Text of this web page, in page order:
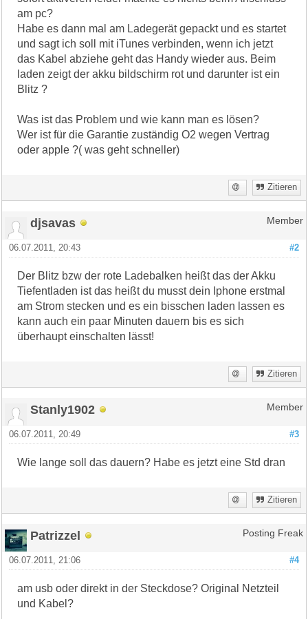
am pc?
Habe es dann mal am Ladegerät gepackt und es startet
und sagt ich soll mit iTunes verbinden, wenn ich jetzt
das Kabel abziehe geht das Handy wieder aus. Beim
laden zeigt der akku bildschirm rot und darunter ist ein
Blitz ?
Was ist das Problem und wie kann man es lösen?
Wer ist für die Garantie zuständig O2 wegen Vertrag
oder apple ?( was geht schneller)
Zitieren
djsavas Member
#2
06.07.2011, 20:43
Der Blitz bzw der rote Ladebalken heißt das der Akku
Tiefentladen ist das heißt du musst dein Iphone erstmal
am Strom stecken und es ein bisschen laden lassen es
kann auch ein paar Minuten dauern bis es sich
überhaupt einschalten lässt!
Zitieren
Stanly1902 Member
#3
06.07.2011, 20:49
Wie lange soll das dauern? Habe es jetzt eine Std dran
Zitieren
Patrizzel Posting Freak
#4
06.07.2011, 21:06
am usb oder direkt in der Steckdose? Original Netzteil
und Kabel?